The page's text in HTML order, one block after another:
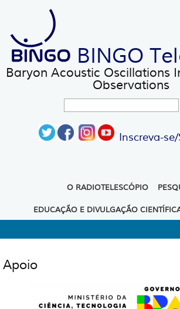
BINGO
Baryon Acoustic Oscillations
Observations
Formulário de busca
Buscar
Inscreva-
Menu principal
O RADIOTELESCÓPIO
EDUCAÇÃO E DIVULGAÇÃO
Apoio